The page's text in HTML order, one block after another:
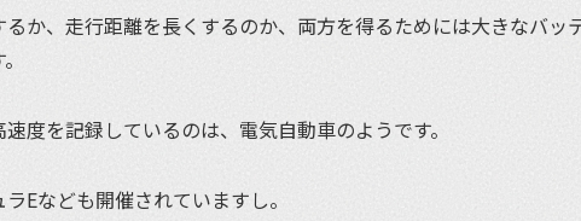
か、走行距離を長くするのか、両方を得るためには大きなバッ
度を記録しているのは、電気自動車のようです。
Eなども開催されていますし。